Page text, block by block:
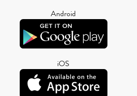
Android
iOS